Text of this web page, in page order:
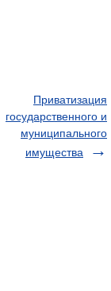
Приватизация
государственного и
муниципального
имущества